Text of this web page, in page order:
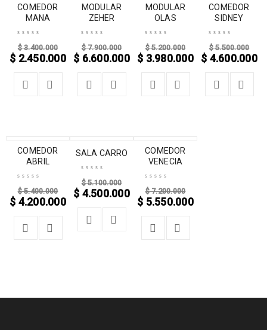
-28%
COMEDOR
MANA
$3.400.000
$ 2.450.000
-16%
MODULAR
ZEHER
$7.900.000
$ 6.600.000
-23%
MODULAR
OLAS
$5.200.000
$ 3.980.000
-16%
COMEDOR
SIDNEY
$5.500.000
$ 4.600.000
-22%
COMEDOR
ABRIL
$5.400.000
$ 4.200.000
-12%
SALA CARRO
$5.100.000
$ 4.500.000
-23%
COMEDOR
VENECIA
$7.200.000
$ 5.550.000